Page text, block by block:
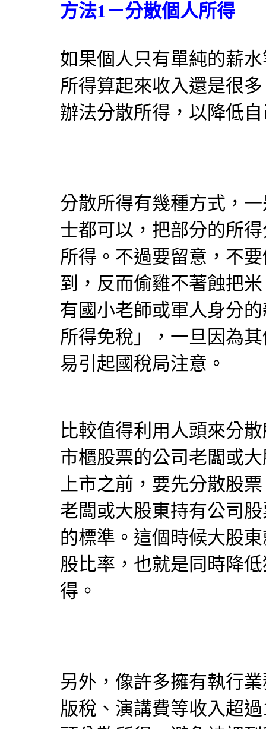
方法1－分散個人所得
如果個人只有單純的薪
所得算起來收入還是很
辦法分散所得，以降低
分散所得有幾種方式，
士都可以，把部分的所
所得。不過要留意，不
到，反而偷雞不著蝕把
有國小老師或軍人身分
所得免稅」，一旦因為
易引起國稅局注意。
比較值得利用人頭來分
市櫃股票的公司老闆或
上市之前，要先分散股
老闆或大股東持有公司
的標準。這個時候大股
股比率，也就是同時降
得。
另外，像許多擁有執行
版稅、演講費等收入超